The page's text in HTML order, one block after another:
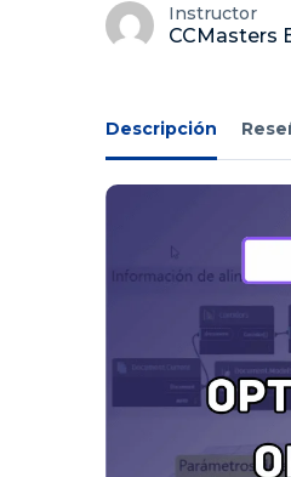
Instructor
CCMasters
Descripción